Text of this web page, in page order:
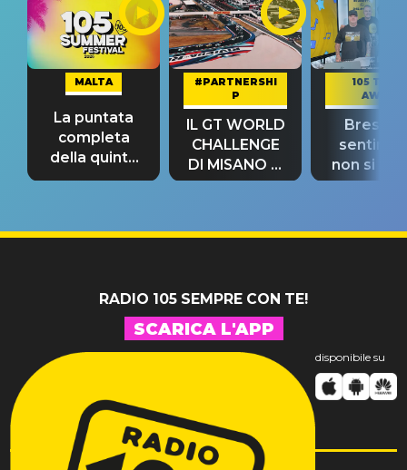
MALTA
La puntata
completa
della quinta
tappa
#PARTNERSHI
P
IL GT WORLD
CHALLENGE
DI MISANO si
riconferma
105 TAKE
AWAY
Bresh:
non si
fino alla
RADIO 105 SEMPRE CON TE!
SCARICA L'APP
disponibile su